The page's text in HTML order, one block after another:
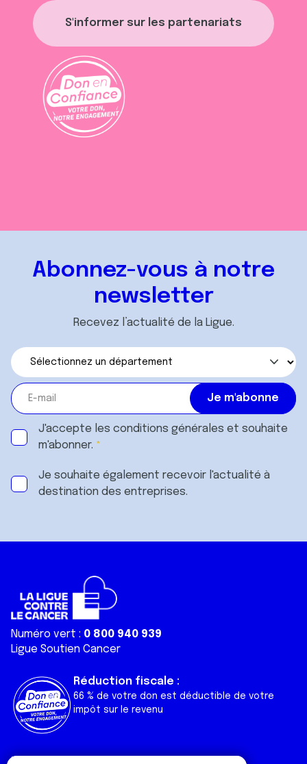
S'informer sur les partenariats
Abonnez-vous à notre
newsletter
Recevez l’actualité de la Ligue.
J'accepte les conditions générales et souhaite
m'abonner.
Je souhaite également recevoir l'actualité à
destination des entreprises.
Numéro vert : 0 800 940 939
Ligue Soutien Cancer
Réduction fiscale :
66 % de votre don est déductible de votre
impôt sur le revenu